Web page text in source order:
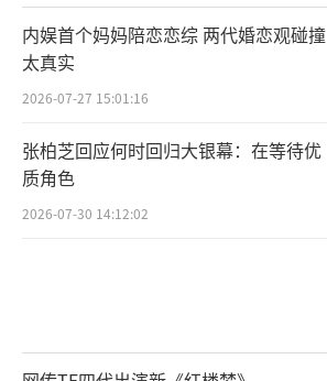
内娱首个妈妈陪恋恋综 两代婚恋观碰撞
太真实
2026-07-27 15:01:16
张柏芝回应何时回归大银幕：在等待优
质角色
2026-07-30 14:12:02